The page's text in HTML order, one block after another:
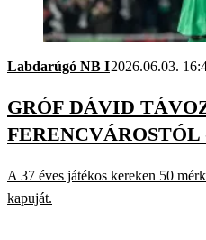
Labdarúgó NB I2026.06.03.
GRÓF DÁVID
A 37 éves játékos kereken 50
kapuját.